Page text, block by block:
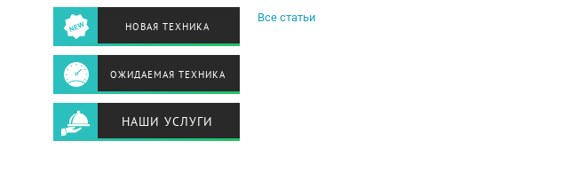
Все статьи
НОВАЯ ТЕХНИКА
ОЖИДАЕМАЯ ТЕХНИКА
НАШИ УСЛУГИ